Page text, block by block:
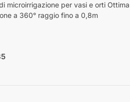
microirrigazione per vasi e orti Ottima
a 360° raggio fino a 0,8m